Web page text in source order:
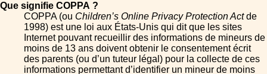
Que signifie COPPA ?
COPPA (ou Children’s Online Privacy Protection Actde
1998) est une loi aux États-Unis qui dit que les sites
Internet pouvant recueillir des informations de mineurs de
moins de 13 ans doivent obtenir le consentement écrit
des parents (ou d’un tuteur légal) pour la collecte de ces
informations permettant d’identifier un mineur de moins